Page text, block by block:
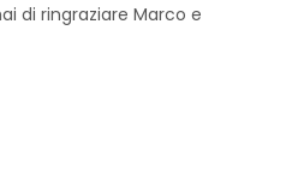
di ringraziare Marco e